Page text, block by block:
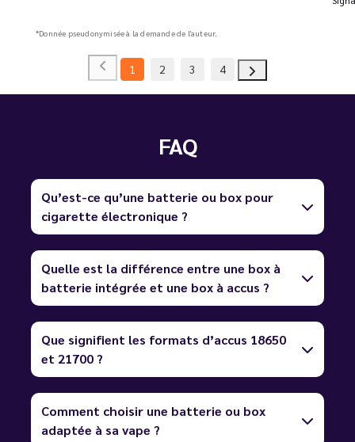
*Donnée pseudonymisée à la demande de l'auteur.
1 2 3 4
FAQ
Qu’est-ce qu’une batterie ou box pour
cigarette électronique ?
Quelle est la différence entre une box à
batterie intégrée et une box à accus ?
Que signifient les formats d’accus 18650
et 21700 ?
Comment choisir une batterie ou box
adaptée à sa vape ?